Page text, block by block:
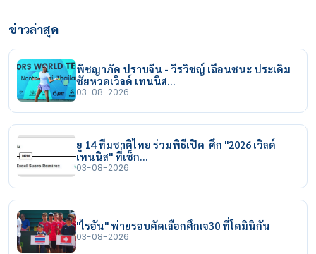
ข่าวล่าสุด
พิชญาภัค ปราบจีน - วีรวิชญ์ เฉือนชนะ ประเดิม
ชัยหวดเวิลด์ เทนนิส…
03-08-2026
ยู 14 ทีมชาติไทย ร่วมพิธีเปิด ศึก "2026 เวิลด์
เทนนิส" ที่เช็ก…
03-08-2026
"ไรอัน" พ่ายรอบคัดเลือกศึกเจ30 ที่โดมินิกัน
03-08-2026